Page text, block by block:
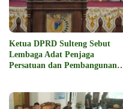
Ketua DPRD Sulteng Sebut
Lembaga Adat Penjaga
Persatuan dan Pembangunan